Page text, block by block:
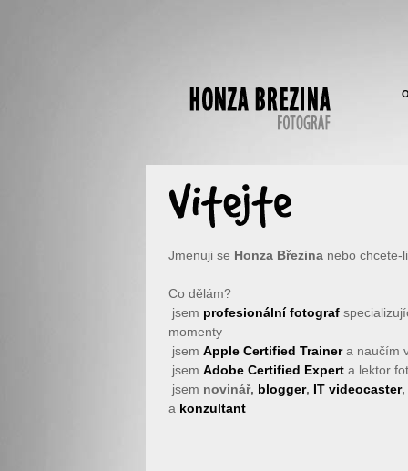
Jmenuji se Honza Březina nebo chcete-
Co dělám?
jsem profesionální fotograf
momenty
jsem Apple Certified Trainera naučím
jsem Adobe Certified Expert a lektor
jsem novinář, blogger, IT videocaster,
a konzultant